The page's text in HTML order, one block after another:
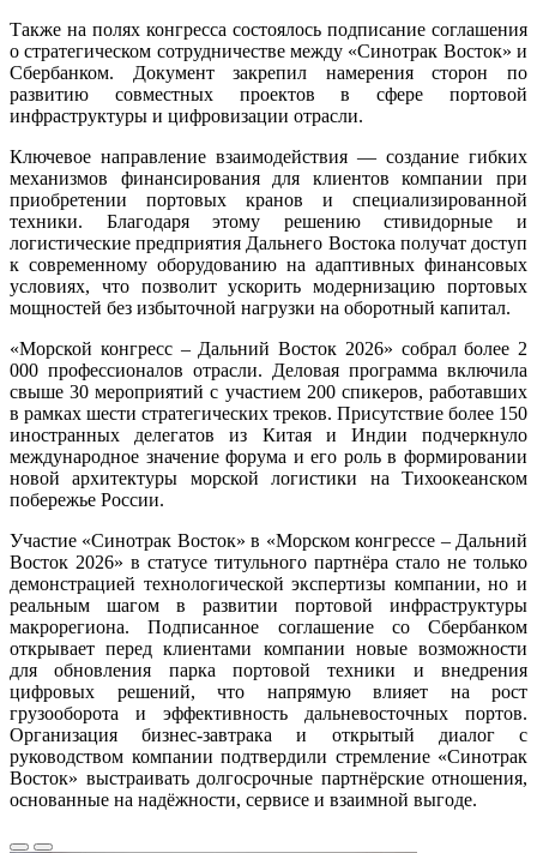
Также на полях конгресса состоялось подписание соглашения
о стратегическом сотрудничестве между «Синотрак Восток» и
Сбербанком. Документ закрепил намерения сторон по
развитию совместных проектов в сфере портовой
инфраструктуры и цифровизации отрасли.
Ключевое направление взаимодействия — создание гибких
механизмов финансирования для клиентов компании при
приобретении портовых кранов и специализированной
техники. Благодаря этому решению стивидорные и
логистические предприятия Дальнего Востока получат доступ
к современному оборудованию на адаптивных финансовых
условиях, что позволит ускорить модернизацию портовых
мощностей без избыточной нагрузки на оборотный капитал.
«Морской конгресс – Дальний Восток 2026» собрал более 2
000 профессионалов отрасли. Деловая программа включила
свыше 30 мероприятий с участием 200 спикеров, работавших
в рамках шести стратегических треков. Присутствие более 150
иностранных делегатов из Китая и Индии подчеркнуло
международное значение форума и его роль в формировании
новой архитектуры морской логистики на Тихоокеанском
побережье России.
Участие «Синотрак Восток» в «Морском конгрессе – Дальний
Восток 2026» в статусе титульного партнёра стало не только
демонстрацией технологической экспертизы компании, но и
реальным шагом в развитии портовой инфраструктуры
макрорегиона. Подписанное соглашение со Сбербанком
открывает перед клиентами компании новые возможности
для обновления парка портовой техники и внедрения
цифровых решений, что напрямую влияет на рост
грузооборота и эффективность дальневосточных портов.
Организация бизнес-завтрака и открытый диалог с
руководством компании подтвердили стремление «Синотрак
Восток» выстраивать долгосрочные партнёрские отношения,
основанные на надёжности, сервисе и взаимной выгоде.